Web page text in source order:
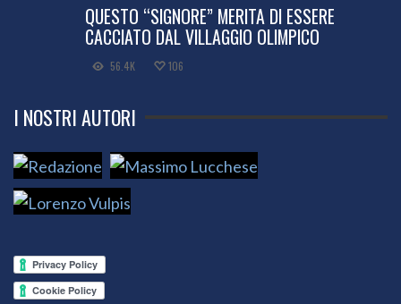
QUESTO “SIGNORE” MERITA DI ESSERE
CACCIATO DAL VILLAGGIO OLIMPICO
56.4K 106
I NOSTRI AUTORI